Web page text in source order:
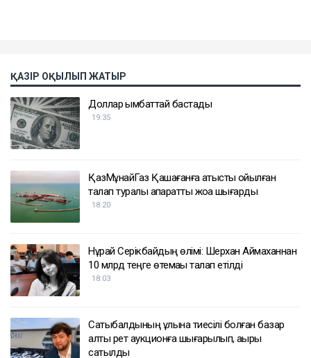
ҚАЗІР ОҚЫЛЫП ЖАТЫР
Доллар қымбаттай бастады
19:35
ҚазМұнайГаз Қашағанға қатысты қойылған
талап туралы ақпаратты жоққа шығарды